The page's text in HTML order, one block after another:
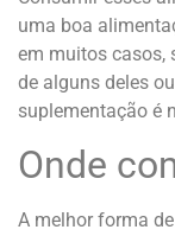
uma boa
em muitos casos,
de alguns deles
suplementação é
Onde
A melhor forma